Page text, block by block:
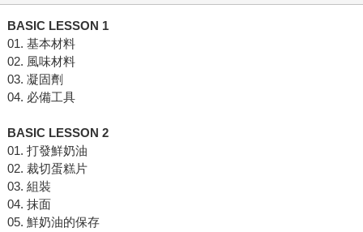
BASIC LESSON 1
01. 基本材料
02. 風味材料
03. 凝固劑
04. 必備工具
BASIC LESSON 2
01. 打發鮮奶油
02. 裁切蛋糕片
03. 組裝
04. 抹面
05. 鮮奶油的保存